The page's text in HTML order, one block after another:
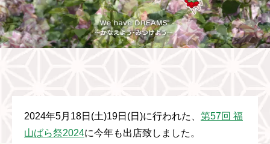
2024年5月18日(土)19日(日)に行われた、 第57回 福
山ばら祭2024に今年も出店致しました。